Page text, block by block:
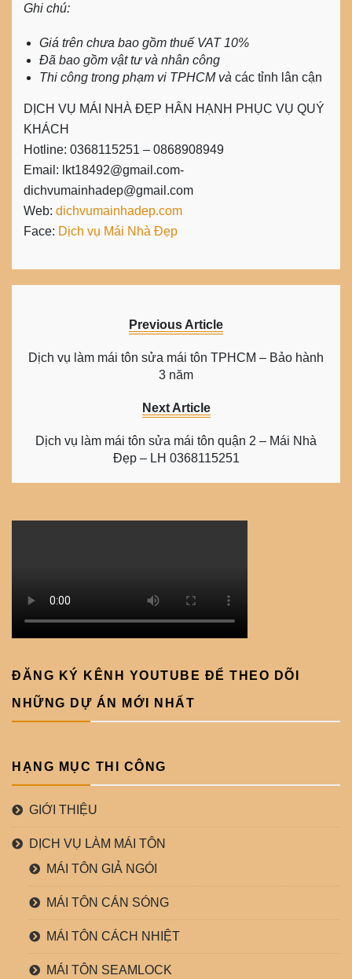
Ghi chú:
Giá trên chưa bao gồm thuế VAT 10%
Đã bao gồm vật tư và nhân công
Thi công trong phạm vi TPHCM và các tỉnh lân cận
DỊCH VỤ MÁI NHÀ ĐẸP HÂN HẠNH PHỤC VỤ QUÝ
KHÁCH
Hotline: 0368115251 – 0868908949
Email:
lkt18492@gmail.com-
dichvumainhadep@gmail.com
Web: dichvumainhadep.com
Face: Dịch vụ Mái Nhà Đẹp
Previous Article
Dịch vụ làm mái tôn sửa mái tôn TPHCM – Bảo hành
3 năm
Next Article
Dịch vụ làm mái tôn sửa mái tôn quận 2 – Mái Nhà
Đẹp – LH 0368115251
ĐĂNG KÝ KÊNH YOUTUBE ĐỂ THEO DÕI
NHỮNG DỰ ÁN MỚI NHẤT
HẠNG MỤC THI CÔNG
GIỚI THIỆU
DỊCH VỤ LÀM MÁI TÔN
MÁI TÔN GIẢ NGÓI
MÁI TÔN CÁN SÓNG
MÁI TÔN CÁCH NHIỆT
MÁI TÔN SEAMLOCK